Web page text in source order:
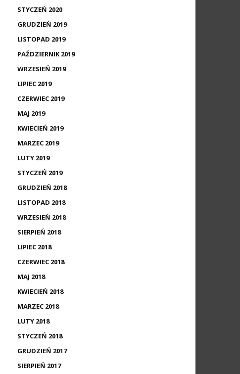
STYCZEŃ 2020
GRUDZIEŃ 2019
LISTOPAD 2019
PAŹDZIERNIK 2019
WRZESIEŃ 2019
LIPIEC 2019
CZERWIEC 2019
MAJ 2019
KWIECIEŃ 2019
MARZEC 2019
LUTY 2019
STYCZEŃ 2019
GRUDZIEŃ 2018
LISTOPAD 2018
WRZESIEŃ 2018
SIERPIEŃ 2018
LIPIEC 2018
CZERWIEC 2018
MAJ 2018
KWIECIEŃ 2018
MARZEC 2018
LUTY 2018
STYCZEŃ 2018
GRUDZIEŃ 2017
SIERPIEŃ 2017